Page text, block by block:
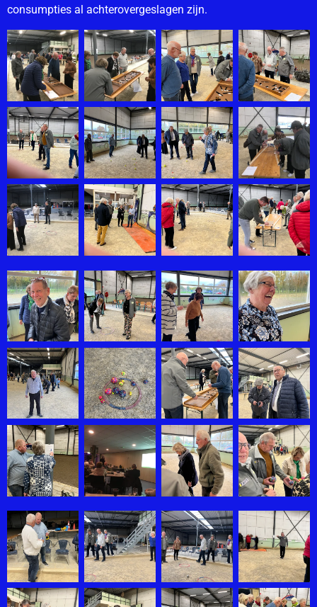
consumpties al achterovergeslagen zijn.